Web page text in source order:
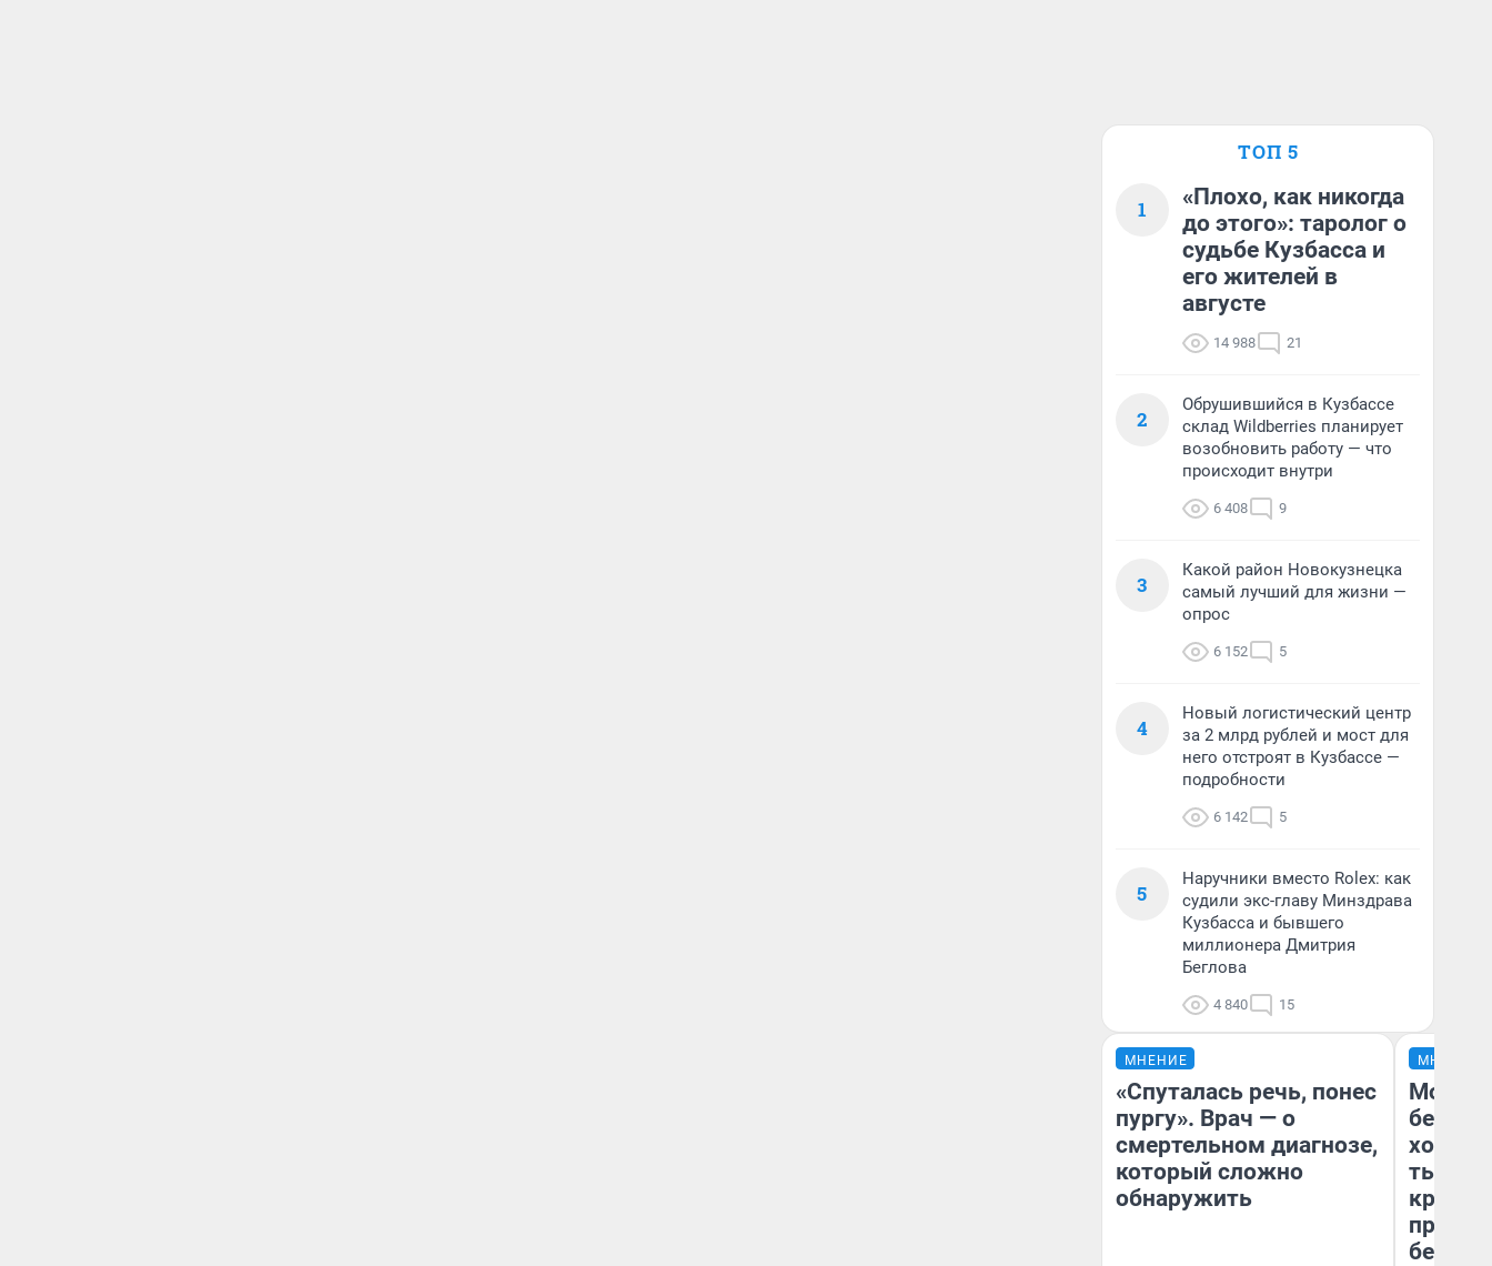
ТОП 5
1
«Плохо, как никогда
до этого»: таролог о
судьбе Кузбасса и
его жителей в
августе
14 988 21
2
Обрушившийся в Кузбассе
склад Wildberries планирует
возобновить работу — что
происходит внутри
6 408 9
3
Какой район Новокузнецка
самый лучший для жизни —
опрос
6 152 5
4
Новый логистический центр
за 2 млрд рублей и мост для
него отстроят в Кузбассе —
подробности
6 142 5
5
Наручники вместо Rolex: как
судили экс-главу Минздрава
Кузбасса и бывшего
миллионера Дмитрия
Беглова
4 840 15
МНЕНИЕ
«Спуталась речь, понес
пургу». Врач — о
смертельном диагнозе,
который сложно
обнаружить
МНЕНИЕ
Мой
хотела
тысяч,